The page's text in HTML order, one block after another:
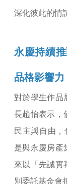
深化彼此的情
永慶持續
品格影響力
對於學生作品
長趙怡表示，
民主與自由
是與永慶房產
來以「先誠實
別委託基金會